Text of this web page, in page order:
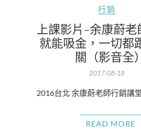
行銷
上課影片-余康蔚
就能吸金，一切都
關（影音全）
2017-08-18
2016台北 余康蔚老師行銷講
READ MORE